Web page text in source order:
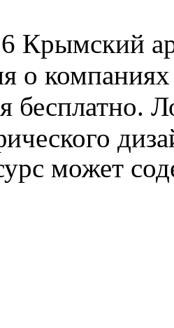
Крымский
о компаниях
бесплатно.
может